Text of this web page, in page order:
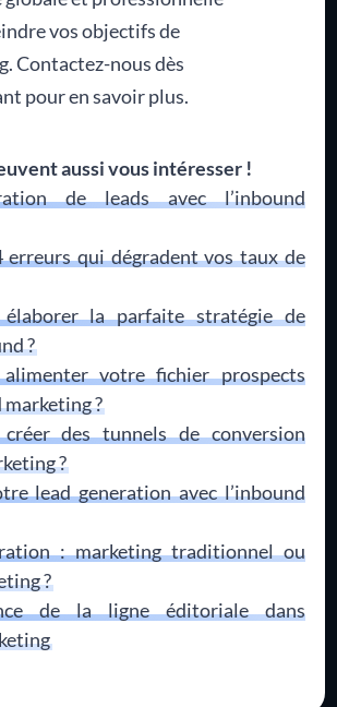
vos objectifs de
Contactez-nous dès
pour en savoir plus.
aussi vous intéresser !
de leads avec l’inbound
erreurs qui dégradent vos taux de
élaborer la parfaite stratégie de
?
votre fichier prospects
marketing ?
créer des tunnels de conversion
?
lead generation avec l’inbound
: marketing traditionnel ou
?
de la ligne éditoriale dans